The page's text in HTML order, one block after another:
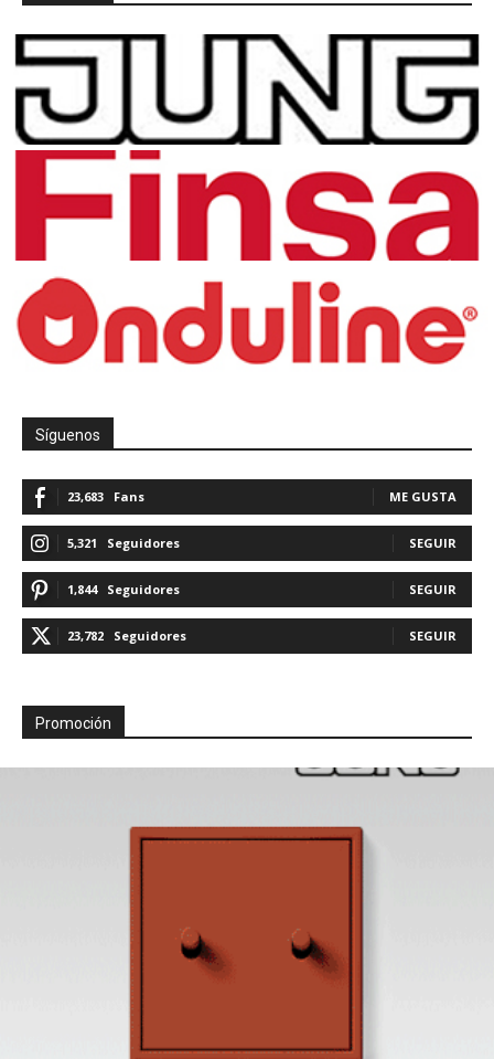
Síguenos
23,683 Fans ME GUSTA
5,321 Seguidores SEGUIR
1,844 Seguidores SEGUIR
23,782 Seguidores SEGUIR
Promoción